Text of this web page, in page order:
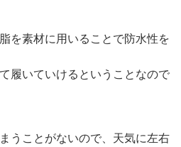
を素材に用いることで防水性を
履いていけるということなので
うことがないので、天気に左右